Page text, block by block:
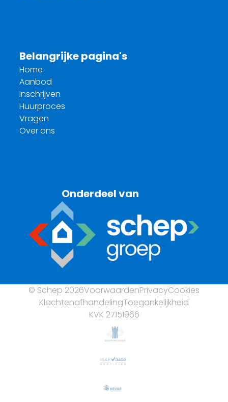
Belangrijke pagina's
Home
Aanbod
Inschrijven
Huurproces
Vragen
Over ons
Onderdeel van
© Schep 2026VoorwaardenPrivacyCookies
KlachtenafhandelingToegankelijkheid
KVK 27151966